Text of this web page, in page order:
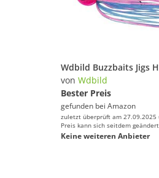
von Wdbild
Bester Preis
gefunden bei Amazon
zuletzt überprüft am 27.09.2025
Preis kann sich seitdem
Keine weiteren Anbieter